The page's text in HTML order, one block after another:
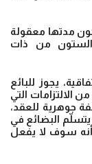
مدتها معقولة
والستون من ذات
يجوز للبائع
الالتزامات التي
جوهرية للعقد،
يتسلّم البضائع في
أنه سوف لا يفعل